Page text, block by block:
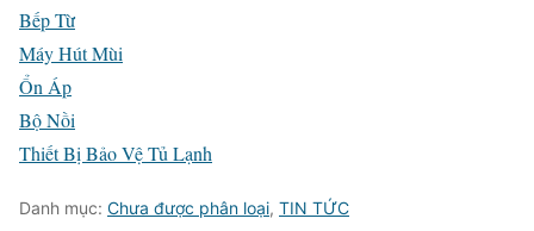
Bếp Từ
Máy Hút Mùi
Ổn Áp
Bộ Nồi
Thiết Bị Bảo Vệ Tủ Lạnh
Danh mục: Chưa được phân loại, TIN TỨC